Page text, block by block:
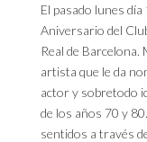
El pasado lunes
Aniversario del
Real de
artista que le da
actor y sobretodo
de los años 70 y
sentidos a través